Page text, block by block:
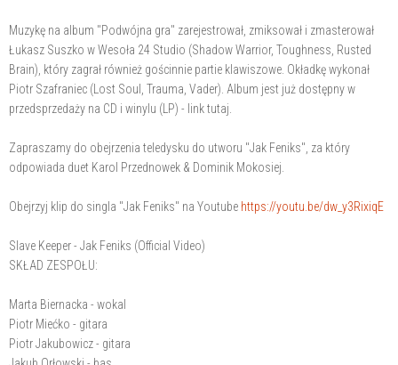
Muzykę na album "Podwójna gra" zarejestrował, zmiksował i zmasterował
Łukasz Suszko w Wesoła 24 Studio (Shadow Warrior, Toughness, Rusted
Brain), który zagrał również gościnnie partie klawiszowe. Okładkę wykonał
Piotr Szafraniec (Lost Soul, Trauma, Vader). Album jest już dostępny w
przedsprzedaży na CD i winylu (LP) - link tutaj.
Zapraszamy do obejrzenia teledysku do utworu "Jak Feniks", za który
odpowiada duet Karol Przednowek & Dominik Mokosiej.
Obejrzyj klip do singla "Jak Feniks" na Youtube https://youtu.be/dw_y3RixiqE
Slave Keeper - Jak Feniks (Official Video)
SKŁAD ZESPOŁU:
Marta Biernacka - wokal
Piotr Miećko - gitara
Piotr Jakubowicz - gitara